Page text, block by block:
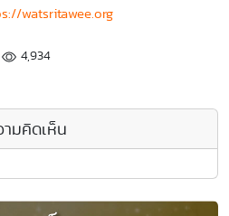
watsritawee.org
4,934
ามคิดเห็น